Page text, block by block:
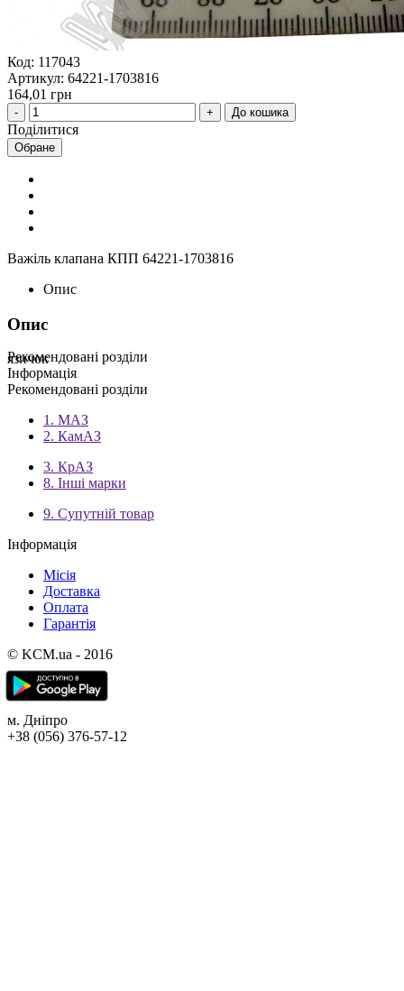
Код: 117043
Артикул: 64221-1703816
164,01 грн
До кошика
Поділитися
Обране
Важіль клапана КПП 64221-1703816
Опис
Опис
язичок
Рекомендовані розділи
Інформація
Рекомендовані розділи
1. МАЗ
2. КамАЗ
3. КрАЗ
8. Інші марки
9. Супутній товар
Інформація
Місія
Доставка
Оплата
Гарантія
© KCM.ua - 2016
м. Дніпро
+38 (056) 376-57-12